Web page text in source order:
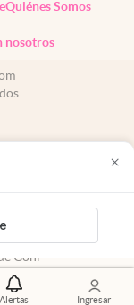
Alertas Ingresar
×
Quiénes Somos
nosotros
Goñi